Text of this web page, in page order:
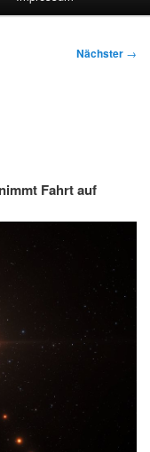
Nächster →
Fahrt auf